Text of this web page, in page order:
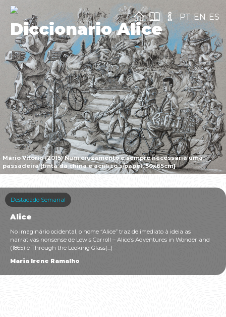
Mário Vitória (2015) Num cruzamento é sempre necessária uma
passadeira [tinta da china e acrílico s/papel, 50x65cm]
Diccionario Alice
PT EN ES
Destacado Semanal
Alice
No imaginário ocidental, o nome “Alice” traz de imediato à ideia as
narrativas nonsense de Lewis Carroll – Alice’s Adventures in Wonderland
(1865) e Through the Looking Glass(...)
Maria Irene Ramalho